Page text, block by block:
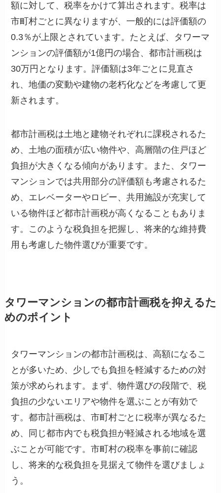
額に対して、税率をかけて算出されます。税率は
市町村ごとに異なりますが、一般的には評価額の
0.3％が上限とされています。たとえば、タワーマ
ンションの評価額が1億円の場合、都市計画税は
30万円となります。評価額は3年ごとに見直さ
れ、地価の変動や建物の老朽化などを考慮して更
新されます。
都市計画税は土地と建物それぞれに課税されるた
め、土地の面積が広い物件や、高層階の住戸ほど
負担が大きくなる傾向があります。また、タワー
マンションでは共用部分の評価額も考慮されるた
め、エレベーターやロビー、共用施設が充実して
いる物件ほど都市計画税が高くなることもありま
す。このような税負担を把握し、将来的な維持費
用も考慮した物件選びが重要です。
タワーマンションの都市計画税を抑えるた
めのポイント
タワーマンションの都市計画税は、高額になるこ
とが多いため、少しでも負担を軽減するための対
策が求められます。まず、物件選びの段階で、税
負担の少ないエリアや物件を選ぶことが有効で
す。都市計画税は、市町村ごとに税率が異なるた
め、同じ都市内でも税負担が軽減される地域を選
ぶことが可能です。市町村の税率を事前に確認
し、将来的な税負担を見据えて物件を選びましょ
う。